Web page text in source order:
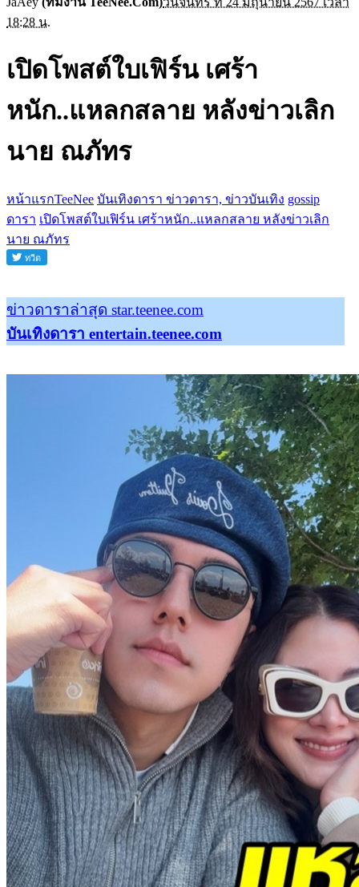
18:28 น.
เปิดโพสต์ใบเฟิร์น เศร้า
หนัก..แหลกสลาย หลังข่าวเลิก
นาย ณภัทร
หน้าแรกTeeNee บันเทิงดารา ข่าวดารา, ข่าวบันเทิง gossip
ดารา เปิดโพสต์ใบเฟิร์น เศร้าหนัก..แหลกสลาย หลังข่าวเลิก
นาย ณภัทร
ข่าวดาราล่าสุด star.teenee.com
บันเทิงดารา entertain.teenee.com